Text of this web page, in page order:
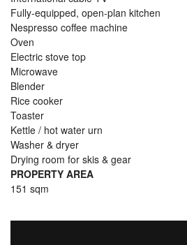
Fully-equipped, open-plan kitchen
Nespresso coffee machine
Oven
Electric stove top
Microwave
Blender
Rice cooker
Toaster
Kettle / hot water urn
Washer & dryer
Drying room for skis & gear
PROPERTY AREA
151 sqm